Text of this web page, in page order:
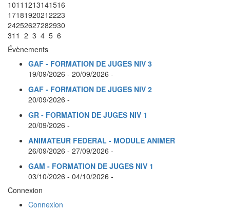
1011 1213141516
17181920212223
24252627282930
31 1 2 3 4 5 6
Évènements
GAF - FORMATION DE JUGES NIV 3
19/09/2026 - 20/09/2026 -
GAF - FORMATION DE JUGES NIV 2
20/09/2026 -
GR - FORMATION DE JUGES NIV 1
20/09/2026 -
ANIMATEUR FEDERAL - MODULE ANIMER
26/09/2026 - 27/09/2026 -
GAM - FORMATION DE JUGES NIV 1
03/10/2026 - 04/10/2026 -
Connexion
Connexion